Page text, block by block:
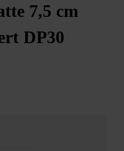
7,5 cm
DP30